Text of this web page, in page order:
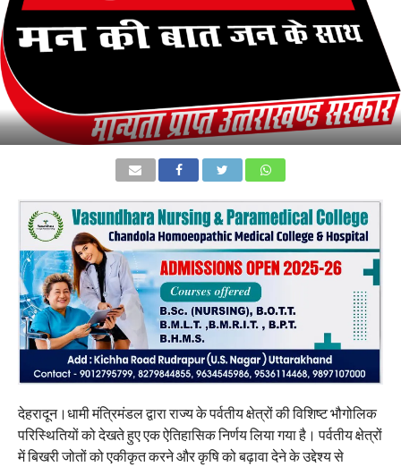
देहरादून।धामी मंत्रिमंडल द्वारा राज्य के पर्वतीय क्षेत्रों की विशिष्ट भौगोलिक
परिस्थितियों को देखते हुए एक ऐतिहासिक निर्णय लिया गया है। पर्वतीय क्षेत्रों
में बिखरी जोतों को एकीकृत करने और कृषि को बढ़ावा देने के उद्देश्य से